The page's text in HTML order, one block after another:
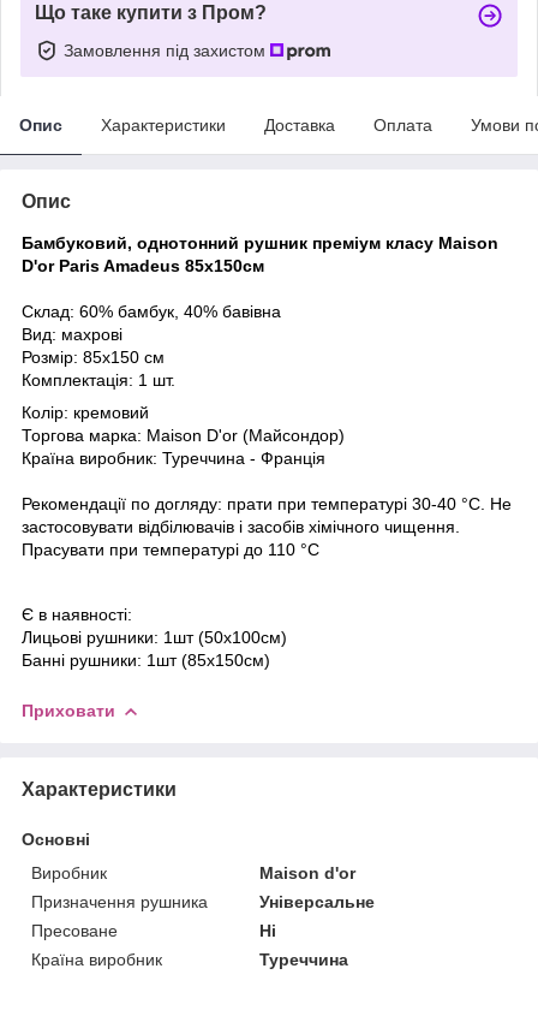
Що таке купити з Пром?
Замовлення під захистом
Опис Характеристики Доставка Оплата Умови
Опис
Бамбуковий, однотонний рушник преміум класу Maison
D'or Paris Amadeus 85х150см
Склад: 60% бамбук, 40% бавівна
Вид: махрові
Розмір: 85х150 см
Комплектація: 1 шт.
Колір: кремовий
Торгова марка: Maison D'or (Майсондор)
Країна виробник: Туреччина - Франція
Рекомендації по догляду: прати при температурі 30-40 °С. Не
застосовувати відбілювачів і засобів хімічного чищення.
Прасувати при температурі до 110 °С
Є в наявності:
Лицьові рушники: 1шт (50х100см)
Банні рушники: 1шт (85х150см)
Приховати
Характеристики
Основні
Виробник
Maison d'or
Призначення рушника
Універсальне
Пресоване
Ні
Країна виробник
Туреччина